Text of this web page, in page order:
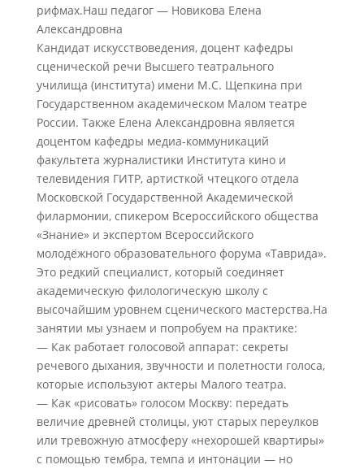
рифмах.Наш педагог — Новикова Елена
Александровна
Кандидат искусствоведения, доцент кафедры
сценической речи Высшего театрального
училища (института) имени М.С. Щепкина при
Государственном академическом Малом театре
России. Также Елена Александровна является
доцентом кафедры медиа-коммуникаций
факультета журналистики Института кино и
телевидения ГИТР, артисткой чтецкого отдела
Московской Государственной Академической
филармонии, спикером Всероссийского общества
«Знание» и экспертом Всероссийского
молодёжного образовательного форума «Таврида».
Это редкий специалист, который соединяет
академическую филологическую школу с
высочайшим уровнем сценического мастерства.На
занятии мы узнаем и попробуем на практике:
— Как работает голосовой аппарат: секреты
речевого дыхания, звучности и полетности голоса,
которые используют актеры Малого театра.
— Как «рисовать» голосом Москву: передать
величие древней столицы, уют старых переулков
или тревожную атмосферу «нехорошей квартиры»
с помощью тембра, темпа и интонации — но